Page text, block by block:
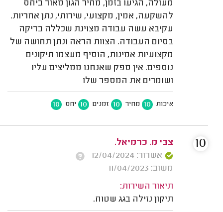
מעולה, הגיעו בזמן, מחיר הגון מאוד ביחס
להשקעה, אמין, מקצועי, שירותי, נתן אחריות.
עקיבא עשה עבודה מצוינת שכללה בדיקה
בסיום העבודה. הצוות הראה ונתן תחושה של
מקצועיות אמינות, הוסיף מעצמו תיקונים
נוספים. אין ספק שאנחנו ממליצים עליו
ושומרים את המספר שלו
איכות 10 מחיר 10 זמנים 10 יחס 10
צבי מ. כרמיאל.
אשרור: 12/04/2024
משוב: 11/04/2023
תיאור השירות:
תיקון נזילה בגג שטוח.
10